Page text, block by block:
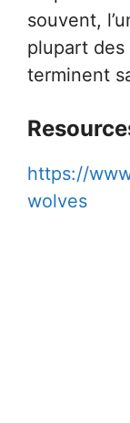
souvent,
plupart des
terminent
https://
wolves